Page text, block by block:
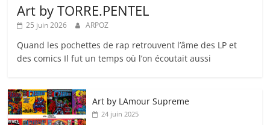
Art by TORRE.PENTEL
25 juin 2026 ARPOZ
Quand les pochettes de rap retrouvent l’âme des LP et
des comics Il fut un temps où l’on écoutait aussi
Art by LAmour Supreme
24 juin 2025